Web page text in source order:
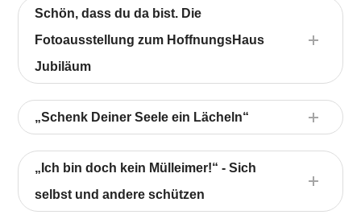
Schön, dass du da bist. Die
Fotoausstellung zum HoffnungsHaus
Jubiläum
„Schenk Deiner Seele ein Lächeln“
„Ich bin doch kein Mülleimer!“ - Sich
selbst und andere schützen